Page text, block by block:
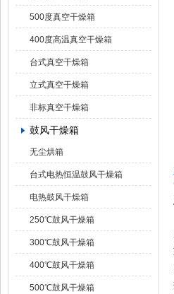
500度真空干燥箱
400度高温真空干燥箱
台式真空干燥箱
立式真空干燥箱
非标真空干燥箱
鼓风干燥箱
无尘烘箱
台式电热恒温鼓风干燥箱
电热鼓风干燥箱
250℃鼓风干燥箱
300℃鼓风干燥箱
400℃鼓风干燥箱
500℃鼓风干燥箱